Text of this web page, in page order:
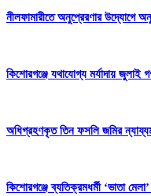
নীলফামারীতে অনুপ্রেরণার উদ্যোগে
কিশোরগঞ্জে যথাযোগ্য মর্যাদায় জুলাই
অধিগ্রহণকৃত তিন ফসলি জমির
কিশোরগঞ্জে ব্যতিক্রমধর্মী ‘ভাতা